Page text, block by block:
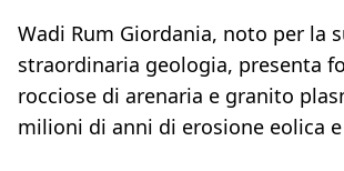
Wadi Rum Giordania, noto per la
straordinaria geologia, presenta
rocciose di arenaria e granito
milioni di anni di erosione eolica